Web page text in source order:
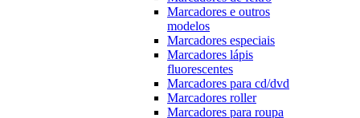
Marcadores e outros
modelos
Marcadores especiais
Marcadores lápis
fluorescentes
Marcadores para cd/dvd
Marcadores roller
Marcadores para roupa